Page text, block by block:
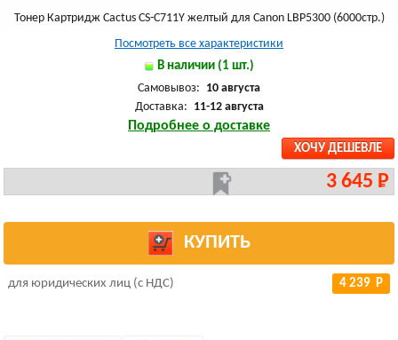
Тонер Картридж Cactus CS-C711Y желтый для Canon LBP5300 (6000стр.)
Посмотреть все характеристики
В наличии (1 шт.)
Самовывоз: 10 августа
Доставка: 11-12 августа
Подробнее о доставке
ХОЧУ ДЕШЕВЛЕ
3 645 Р
КУПИТЬ
для юридических лиц (с НДС) 4 239 Р